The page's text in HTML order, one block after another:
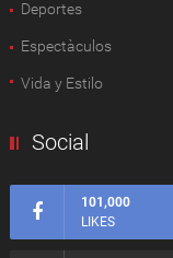
Deportes
Espectàculos
Vida y Estilo
Social
101,000
LIKES